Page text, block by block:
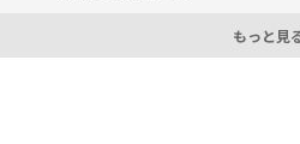
もっと見